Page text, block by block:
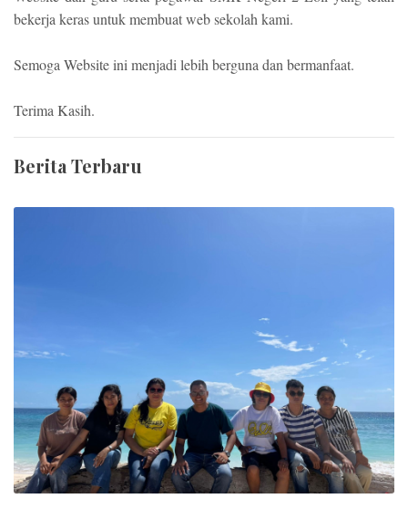
bekerja keras untuk membuat web sekolah kami.
Semoga Website ini menjadi lebih berguna dan bermanfaat.
Terima Kasih.
Berita Terbaru